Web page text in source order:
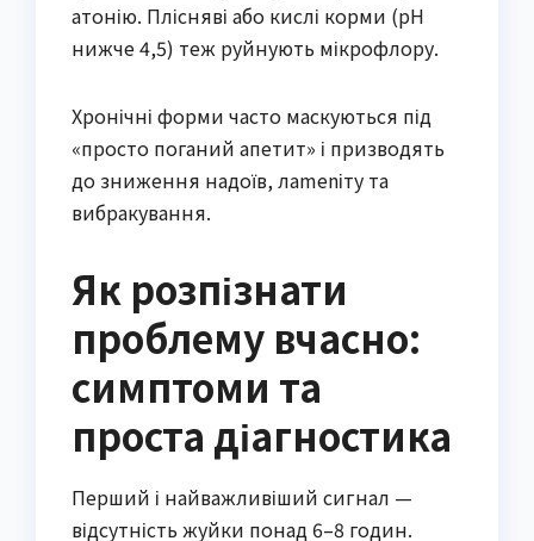
атонію. Плісняві або кислі корми (рН
нижче 4,5) теж руйнують мікрофлору.
Хронічні форми часто маскуються під
«просто поганий апетит» і призводять
до зниження надоїв, лamenіту та
вибракування.
Як розпізнати
проблему вчасно:
симптоми та
проста діагностика
Перший і найважливіший сигнал —
відсутність жуйки понад 6–8 годин.